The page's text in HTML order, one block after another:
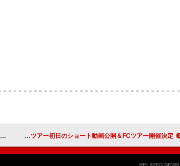
flumpool、10年ぶりZeppツアー初日のショート動画公開＆FCツアー開催決定
RELATED NEWS